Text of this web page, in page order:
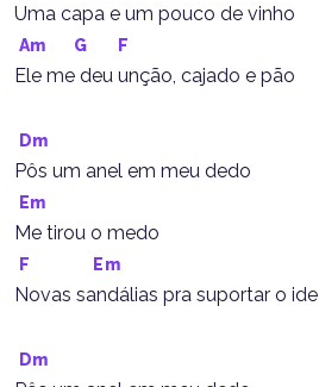
Uma capa e um pouco de vinho
Am G F
Ele me deu unção, cajado e pão
Dm
Pôs um anel em meu dedo
Em
Me tirou o medo
F Em
Novas sandálias pra suportar o ide
Dm